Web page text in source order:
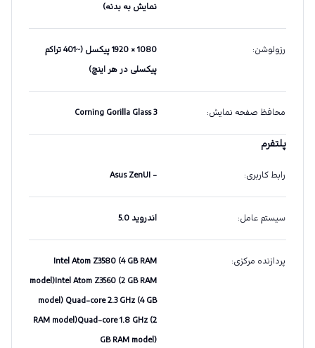
نمایش به بدنه)
رزولوشن:
1080 × 1920 پیکسل (~401 تراکم
پیکسلی در هر اینچ)
محافظ صفحه نمایش:
Corning Gorilla Glass 3
پلتفرم
رابط کاربری:
- Asus ZenUI
سیستم عامل: اندروید 5.0
پردازنده مرکزی:
Intel Atom Z3580 (4 GB RAM
model)Intel Atom Z3560 (2 GB RAM
model) Quad-core 2.3 GHz (4 GB
RAM model)Quad-core 1.8 GHz (2
GB RAM model)